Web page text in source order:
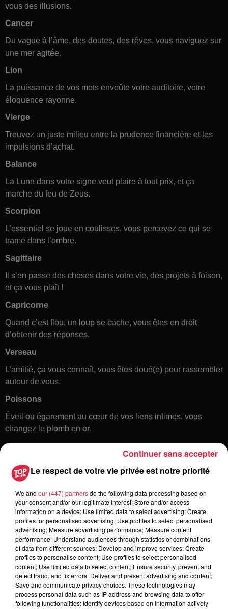
vous des illusions.
Cancer
Du vague à l’âme, des doutes, des rêves, vous naviguez sur
une mer agitée.
Lion
La puissance de vos mots envoûte votre auditoire, votre
éloquence rayonne.
Vierge
Trouvez un juste milieu entre la prudence financière et les
impulsions d’achat.
Balance
La Lune dans votre signe veut plaire à tout prix, et ça
marche du feu de Zeus.
Scorpion
L’essentiel se joue en coulisses, vous percevez ce qui se
trame dans l’ombre.
Sagittaire
Il s’en passe des choses dans votre vie, des projets à foison,
et ça vous plaît !
Capricorne
Quand c’est flou, un loup se cache, vous êtes en droit
d’obtenir des réponses.
Verseau
L’amitié, ça vous connaît, vous êtes doué(e) pour rassembler
autour de vous.
Poissons
Éveil ou égarement au cœur de vos liens intimes, vous
changez le plomb en or.
Toute l'actu
6 août 2026
À Hoerdt, de l’eau brune sort des
robinets
Le respect de votre vie privée est notre priorité
We and our (447) partnersdo the following data processing based on
your consent and/or our legitimate interest: Store and/or access
information on a device; Use limited data to select advertising; Create
profiles for personalised advertising; Use profiles to select personalised
advertising; Measure advertising performance; Measure content
performance; Understand audiences through statistics or combinations
of data from different sources; Develop and improve services; Create
profiles to personalise content; Use profiles to select personalised
content; Use limited data to select content; Ensure security, prevent and
detect fraud, and fix errors; Deliver and present advertising and content;
Save and communicate privacy choices. These technologies may
process personal data such as IP address and browsing data to offer
following functionalities: Identify devices based on information actively
Continuer sans accepter